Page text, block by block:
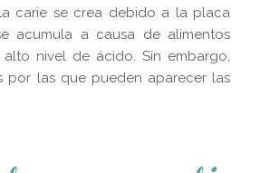
carie se crea debido a la placa
acumula a causa de alimentos
nivel de ácido. Sin embargo,
por las que pueden aparecer las